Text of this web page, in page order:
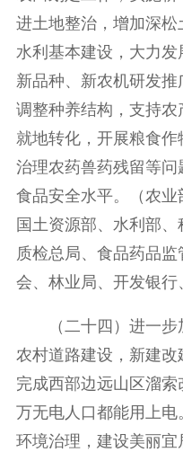
进土地整治，增加深松
水利基本建设，大力发
新品种、新农机研发
调整种养结构，支持
就地转化，开展粮食
治理农药兽药残留等
食品安全水平。（农业
国土资源部、水利部、
质检总局、食品药品
会、林业局、开发银行
（二十四）进一
农村道路建设，新建
完成西部边远山区溜
万无电人口都能用上
环境治理，建设美丽